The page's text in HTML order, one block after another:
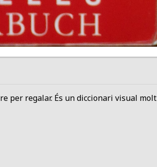
per regalar. És un diccionari visual molt